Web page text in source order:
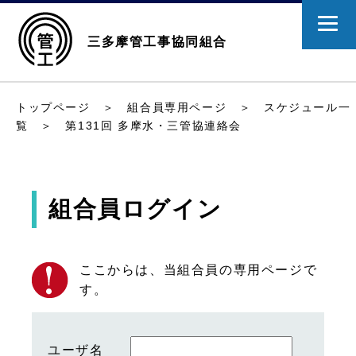
三多摩管工事協同組合
トップページ ＞組合員専用ページ ＞
スケジュール一
覧
＞ 第131回 多摩水・三管協連絡会
組合員ログイン
ここからは、当組合員の専用ページで
す。
ユーザ名